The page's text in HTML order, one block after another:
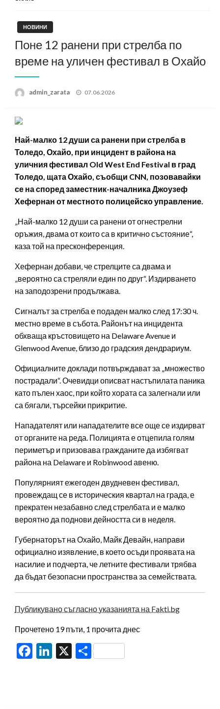
НОВИНИ
Поне 12 ранени при стрелба по
време на уличен фестивал в Охайо
admin_zarata
Posted
07.06.2026
Най-малко 12 души са ранени при стрелба в
Толедо, Охайо, при инцидент в района на
уличния фестивал Old West End Festival в град
Толедо, щата Охайо, съобщи CNN, позовавайки
се на според заместник-началника Джоузеф
Хефернан от местното полицейско управление.
„Най-малко 12 души са ранени от огнестрелни
оръжия, двама от които са в критично състояние“,
каза той на пресконференция.
Хефернан добави, че стрелците са двама и
„вероятно са стреляли един по друг“. Издирването
на заподозрени продължава.
Сигналът за стрелба е подаден малко след 17:30 ч.
местно време в събота. Районът на инцидента
обхваща кръстовището на Delaware Avenue и
Glenwood Avenue, близо до градския дендрариум.
Официалните доклади потвърждават за „множество
пострадали“. Очевидци описват настъпилата паника
като пълен хаос, при който хората са залегнали или
са бягали, търсейки прикритие.
Нападателят или нападателите все още се издирват
от органите на реда. Полицията е отцепила голям
периметър и призовава гражданите да избягват
района на Delaware и Robinwood авеню.
Популярният ежегоден двудневен фестивал,
провеждащ се в историческия квартал на града, е
прекратен незабавно след стрелбата и е малко
вероятно да поднови дейността си в неделя.
Губернаторът на Охайо, Майк Девайн, направи
официално изявление, в което осъди проявата на
насилие и подчерта, че летните фестивали трябва
да бъдат безопасни пространства за семействата.
Публикувано съгласно указанията на Fakti.bg
Прочетено 19 пъти, 1 прочита днес
Facebook
LinkedIn
X Share